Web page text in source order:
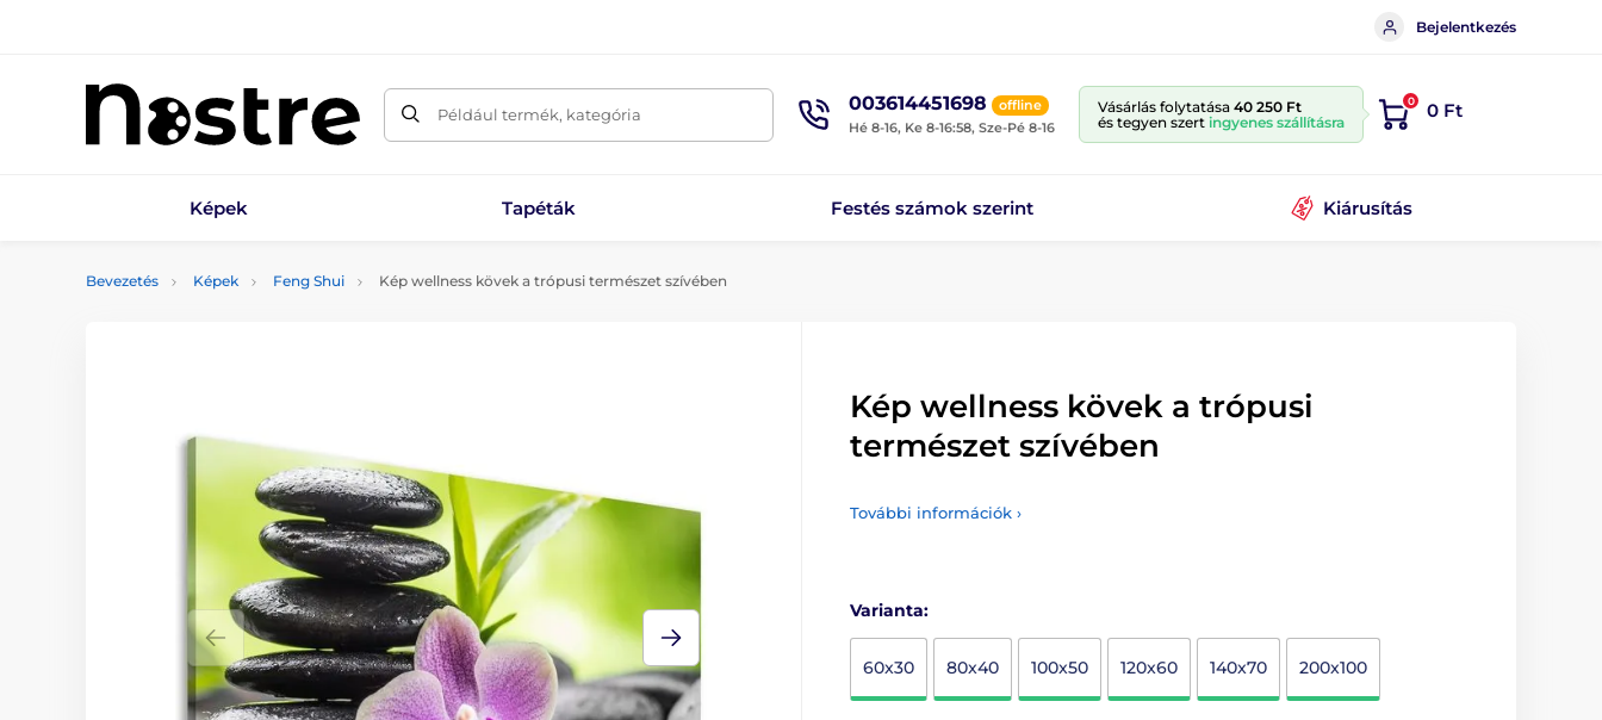
Bejelentkezés
Például termék, kategória 003614451698
offline
Hé 8-16, Ke 8-16:58, Sze-Pé 8-16
Vásárlás folytatása 40 250 Ft
és tegyen szert ingyenes szállításra
0 0 Ft
Képek Tapéták Festés számok szerint Kiárusítás
Bevezetés Képek Feng Shui Kép wellness kövek a trópusi természet szívében
Kép wellness kövek a trópusi
természet szívében
További információk ›
Varianta:
60x30 80x40 100x50 120x60 140x70 200x100